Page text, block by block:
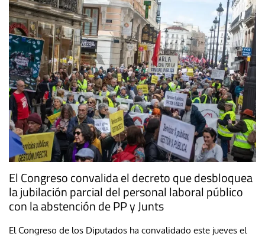
El Congreso convalida el decreto que desbloquea
la jubilación parcial del personal laboral público
con la abstención de PP y Junts
El Congreso de los Diputados ha convalidado este jueves el